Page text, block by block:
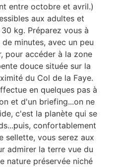
entre octobre et avril.)
aux adultes et
kg. Préparez vous à
minutes, avec un peu
pour accéder à la zone
douce située sur la
du Col de la Faye.
en quelques pas à
et d'un briefing...on ne
c'est la planète qui se
confortablement
sellette, vous serez aux
admirer la terre vue du
nature préservée niché